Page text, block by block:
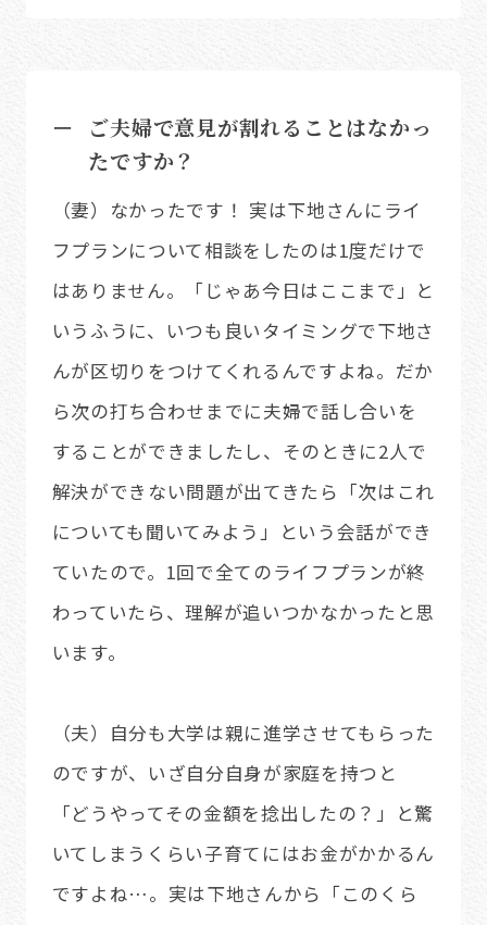
ご夫婦で意見が割れることはなかっ
たですか？
（妻）なかったです！ 実は下地さんにライ
フプランについて相談をしたのは1度だけで
はありません。「じゃあ今日はここまで」と
いうふうに、いつも良いタイミングで下地さ
んが区切りをつけてくれるんですよね。だか
ら次の打ち合わせまでに夫婦で話し合いを
することができましたし、そのときに2人で
解決ができない問題が出てきたら「次はこれ
についても聞いてみよう」という会話ができ
ていたので。1回で全てのライフプランが終
わっていたら、理解が追いつかなかったと思
います。
（夫）自分も大学は親に進学させてもらった
のですが、いざ自分自身が家庭を持つと
「どうやってその金額を捻出したの？」と驚
いてしまうくらい子育てにはお金がかかるん
ですよね…。実は下地さんから「このくら